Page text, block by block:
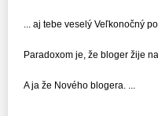
... aj tebe veselý Veľkonočný
Paradoxom je, že bloger žije
A ja že Nového blogera. ...